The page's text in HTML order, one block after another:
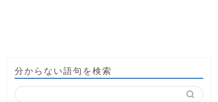
分からない語句を検索